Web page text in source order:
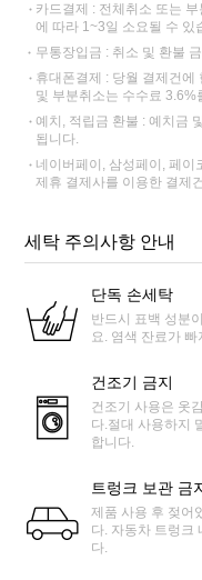
카드결제 : 전체취소 또는
에 따라 1~3일 소요될 수 있
무통장입금 : 취소 및 환불
휴대폰결제 : 당월 결제건에
및 부분취소는 수수료 3.6%
예치, 적립금 환불 : 예치금
됩니다.
네이버페이, 삼성페이, 페이
제휴 결제사를 이용한 결제
세탁 주의사항 안내
단독 손세탁
반드시 표백 성분
요. 염색 잔료가
건조기 금지
건조기 사용은 옷
다.절대 사용하지
합니다.
트렁크 보관 금
제품 사용 후 젖어
다. 자동차 트렁크
다.